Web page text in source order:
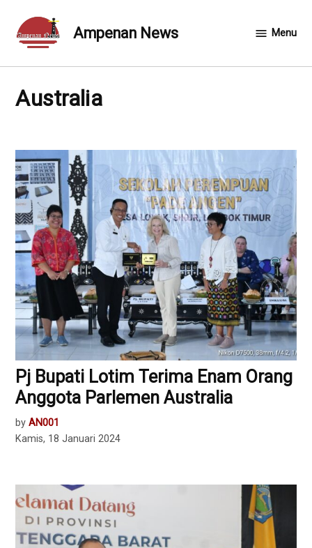
content
Ampenan News Menu
Australia
Pj Bupati Lotim Terima Enam Orang
Anggota Parlemen Australia
by AN001
Kamis, 18 Januari 2024